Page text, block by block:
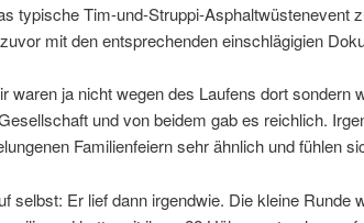
typische Tim-und-Struppi-Asphaltwüstenevent
mit den entsprechenden einschlägigien
waren ja nicht wegen des Laufens dort sondern
und von beidem gab es reichlich.
Familienfeiern sehr ähnlich und fühlen
selbst: Er lief dann irgendwie. Die kleine Runde